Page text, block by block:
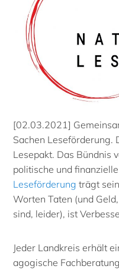
[02.03.2021]
Sachen Leseförderung.
Lesepakt. Das Bündnis
politische und
Leseförderung trägt
Worten Taten (und
sind, leider), ist
Jeder Landkreis erhält
agogische